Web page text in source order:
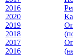
2016
2020
2019
2018
2017
2016